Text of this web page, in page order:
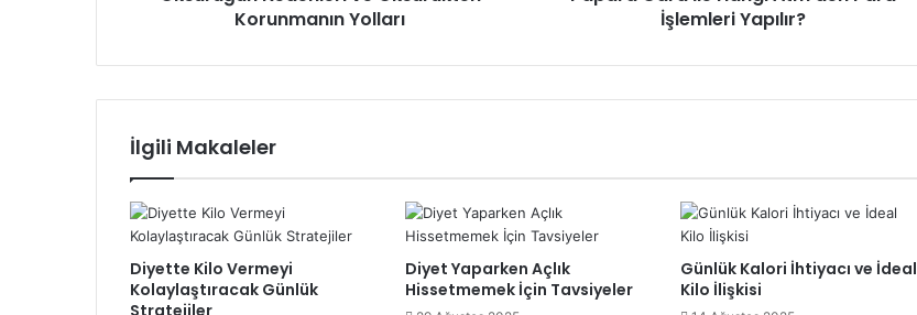
Korunmanın Yolları
İşlemleri Yapılır?
İlgili Makaleler
Diyette Kilo Vermeyi
Kolaylaştıracak Günlük
Stratejiler
Diyet Yaparken Açlık
Hissetmemek İçin Tavsiyeler
Günlük Kalori İhtiyacı ve İdeal
Kilo İlişkisi